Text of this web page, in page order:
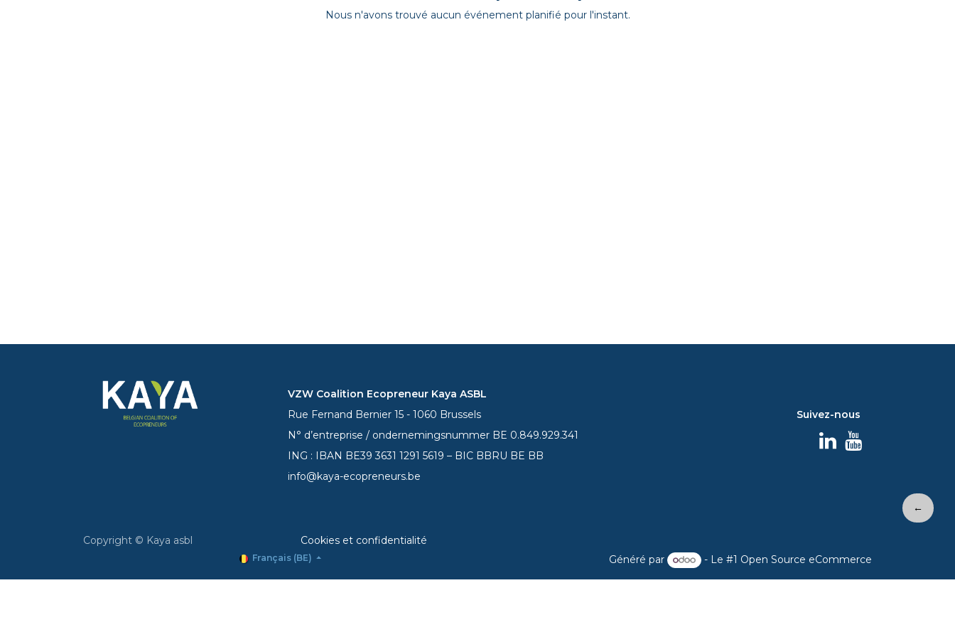
Nous n'avons trouvé aucun événement planifié pour l'instant.
Suivez-nous
←
VZW Coalition Ecopreneur Kaya ASBL
Rue Fernand Bernier 15 - 1060 Brussels
N° d’entreprise / ondernemingsnummer BE 0.849.929.341
ING : IBAN BE393631 1291 5619 – BIC BBRU BE BB
info@kaya-ecopreneurs.be
Copyright © Kaya asbl Cookies et confidentialité
Français (BE) Généré par - Le #1 Open Source eCommerce